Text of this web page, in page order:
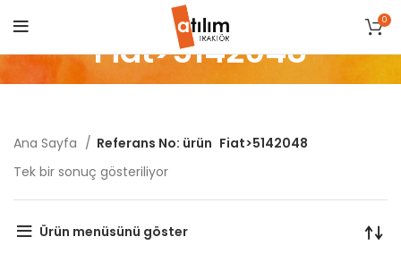
0
Fiat>5142048
Ana Sayfa Referans No: ürün Fiat>5142048
Tek bir sonuç gösteriliyor
Ürün menüsünü göster